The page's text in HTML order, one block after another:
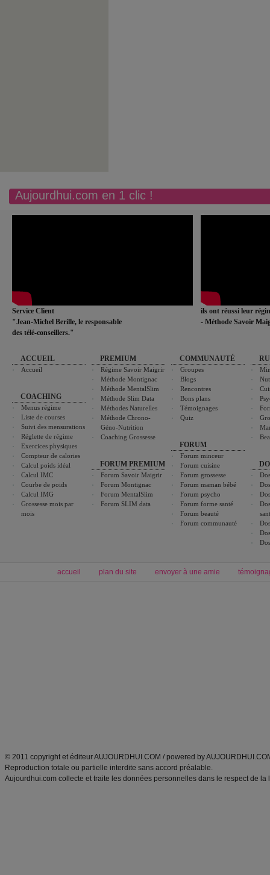
Aujourdhui.com en 1 clic !
Service Client
"Jean-Michel Berille, le responsable
des télé-conseillers."
ils ont réussi leur
- Méthode Savoir
ACCUEIL
Accueil
COACHING
Menus régime
Liste de courses
Suivi des mensurations
Réglette de régime
Exercices physiques
Compteur de calories
Calcul poids idéal
Calcul IMC
Courbe de poids
Calcul IMG
Grossesse mois par
mois
PREMIUM
Régime Savoir Maigrir
Méthode Montignac
Méthode MentalSlim
Méthode Slim Data
Méthodes Naturelles
Méthode Chrono-
Géno-Nutrition
Coaching Grossesse
FORUM PREMIUM
Forum Savoir Maigrir
Forum Montignac
Forum MentalSlim
Forum SLIM data
COMMUNAUTÉ
Groupes
Blogs
Rencontres
Bons plans
Témoignages
Quiz
FORUM
Forum minceur
Forum cuisine
Forum grossesse
Forum maman bébé
Forum psycho
Forum forme santé
Forum beauté
Forum communauté
accueil plan du site envoyer à une amie
© 2011 copyright et éditeur AUJOURDHUI.COM / powered by
Reproduction totale ou partielle interdite sans accord préalable.
Aujourdhui.com collecte et traite les données personnelles dans le respect de